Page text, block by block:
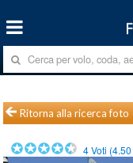
Ritorna alla ricerca foto
4Voti (4.50